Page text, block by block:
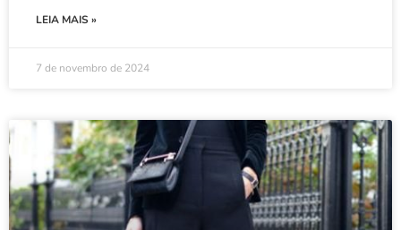
LEIA MAIS »
7 de novembro de 2024